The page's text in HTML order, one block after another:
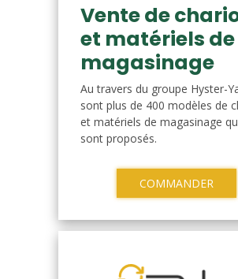
Vente de
et matériels de
magasinage
Au travers du groupe Hyster-
sont plus de 400 modèles de
et matériels de magasinage
sont proposés.
COMMANDER